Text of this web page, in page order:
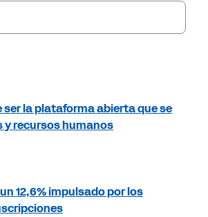
ser la plataforma abierta que se
y recursos humanos
12,6% impulsado por los